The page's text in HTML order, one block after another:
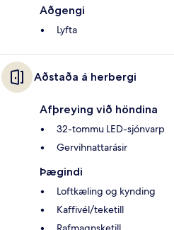
Aðgengi
Lyfta
Aðstaða á herbergi
Afþreying við höndina
32-tommu LED-sjónvarp
Gervihnattarásir
Þægindi
Loftkæling og kynding
Kaffivél/teketill